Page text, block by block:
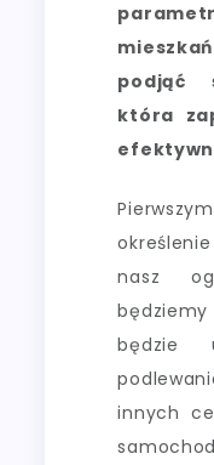
podjąć
która
nasz
będzie
innych